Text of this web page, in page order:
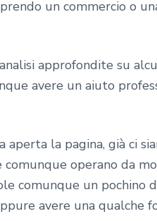
un commercio o
approfondite su
avere un aiuto
la pagina, già ci
comunque operano da
comunque un pochino
avere una qualche